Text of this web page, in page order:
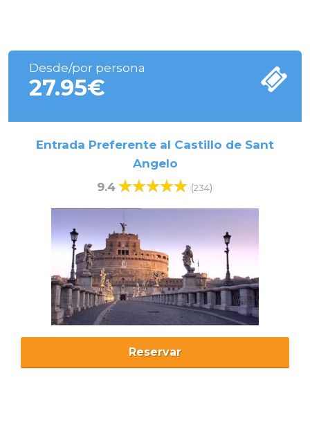
Desde/por persona
27.95€
Entrada Preferente al Castillo de Sant
Angelo
9.4
(234)
Reservar